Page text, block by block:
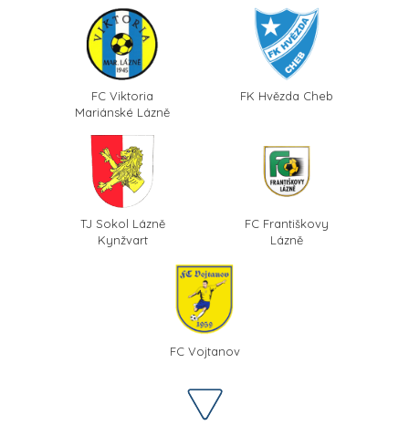
FC Viktoria
Mariánské Lázně
FK Hvězda Cheb
TJ Sokol Lázně
Kynžvart
FC Františkovy
Lázně
FC Vojtanov